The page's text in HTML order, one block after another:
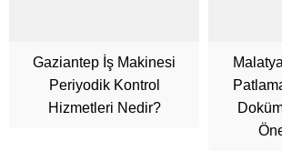
Gaziantep İş Makinesi
Periyodik Kontrol
Hizmetleri Nedir?
Cüneyt Bey